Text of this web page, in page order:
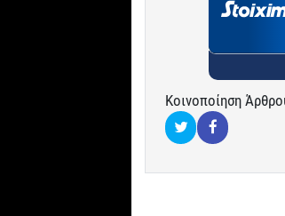
Κοινοποίηση